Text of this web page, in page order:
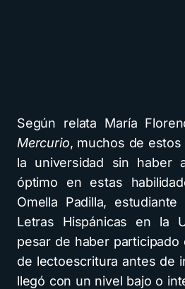
Según relata María
Mercurio, muchos de
la universidad sin haber
óptimo en estas
Omella Padilla,
Letras Hispánicas en la
pesar de haber
de lectoescritura antes de
llegó con un nivel bajo o